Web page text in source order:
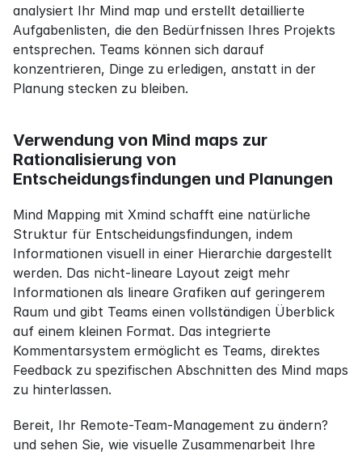
analysiert Ihr Mind map und erstellt detaillierte
Aufgabenlisten, die den Bedürfnissen Ihres Projekts
entsprechen. Teams können sich darauf
konzentrieren, Dinge zu erledigen, anstatt in der
Planung stecken zu bleiben.
Verwendung von Mind maps zur
Rationalisierung von
Entscheidungsfindungen und Planungen
Mind Mapping mit Xmind schafft eine natürliche
Struktur für Entscheidungsfindungen, indem
Informationen visuell in einer Hierarchie dargestellt
werden. Das nicht-lineare Layout zeigt mehr
Informationen als lineare Grafiken auf geringerem
Raum und gibt Teams einen vollständigen Überblick
auf einem kleinen Format. Das integrierte
Kommentarsystem ermöglicht es Teams, direktes
Feedback zu spezifischen Abschnitten des Mind maps
zu hinterlassen.
Bereit, Ihr Remote-Team-Management zu ändern?
und sehen Sie, wie visuelle Zusammenarbeit Ihre